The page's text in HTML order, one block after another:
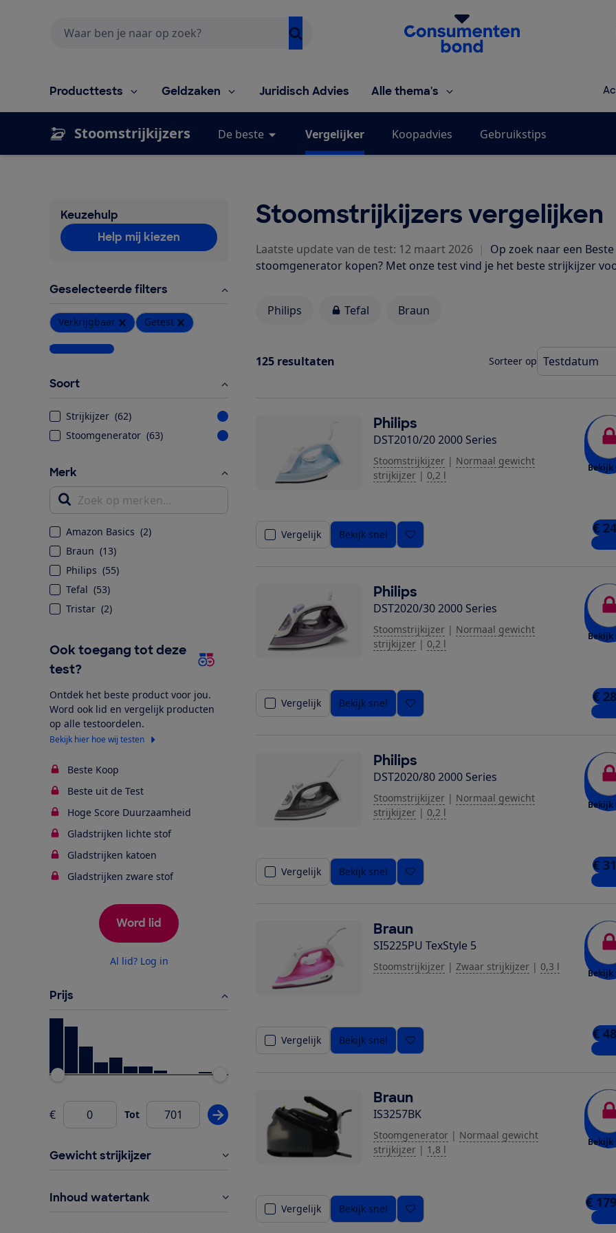
Homepage van de Consumentenbond
Producttests Geldzaken Juridisch Advies Alle thema's
Stoomstrijkijzers De beste Vergelijker Koopadvies Gebruikstips
Keuzehulp
Help mij kiezen
Geselecteerde filters
Verkrijgbaar Getest
Wis alle filters
Soort
Strijkijzer (62)
Stoomgenerator (63)
Merk
Zoek op merken...
Amazon Basics (2)
Braun (13)
Philips (55)
Tefal (53)
Tristar (2)
Ook toegang tot deze
test?
Ontdek het beste product voor jou.
Word ook lid en vergelijk producten
op alle testoordelen.
Bekijk hier hoe wij testen
Beste Koop
Beste uit de Test
Hoge Score Duurzaamheid
Gladstrijken lichte stof
Gladstrijken katoen
Gladstrijken zware stof
Word lid
Al lid? Log in
Prijs
€
Van Tot Pas prijsfilter wijziging toe
Gewicht strijkijzer
Inhoud watertank
Stoomstrijkijzers vergelijken
Laatste update van de test: 12 maart 2026 | Op zoek naar een
stoomgenerator kopen? Met onze test vind je het beste strijkijzer
Philips Tefal Braun
125 resultaten Sorteer op
Philips
DST2010/20 2000 Series
Stoomstrijkijzer | Normaal gewicht
strijkijzer | 0,2 l
Bekijk
Vergelijk Bekijk snel €
3
Philips
DST2020/30 2000 Series
Stoomstrijkijzer | Normaal gewicht
strijkijzer | 0,2 l
Bekijk
Vergelijk Bekijk snel €
2
Philips
DST2020/80 2000 Series
Stoomstrijkijzer | Normaal gewicht
strijkijzer | 0,2 l
Bekijk
Vergelijk Bekijk snel €
2
Braun
SI5225PU TexStyle 5
Stoomstrijkijzer | Zwaar strijkijzer | 0,3 l
Bekijk
Vergelijk Bekijk snel €
2
Braun
IS3257BK
Stoomgenerator | Normaal gewicht
strijkijzer | 1,8 l
Bekijk
Vergelijk Bekijk snel €
2